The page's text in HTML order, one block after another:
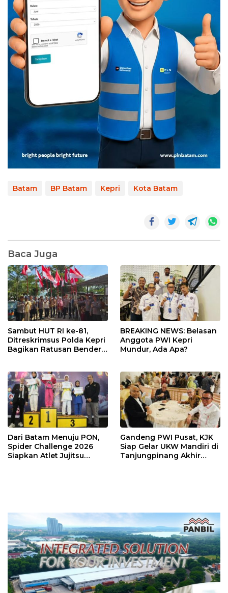
Batam BP Batam Kepri Kota Batam
Baca Juga
Sambut HUT RI ke-81,
Ditreskrimsus Polda Kepri
Bagikan Ratusan Bendera
BREAKING NEWS: Belasan
Anggota PWI Kepri
Mundur, Ada Apa?
Dari Batam Menuju PON,
Spider Challenge 2026
Siapkan Atlet Jujitsu
Gandeng PWI Pusat, KJK
Siap Gelar UKW Mandiri di
Tanjungpinang Akhir